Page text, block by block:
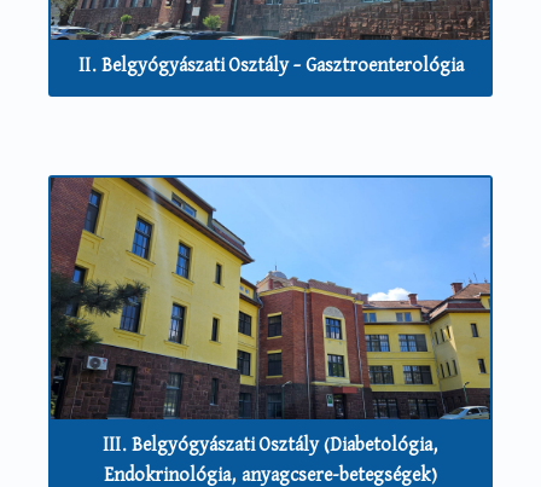
II. Belgyógyászati Osztály – Gasztroenterológia
III. Belgyógyászati Osztály (Diabetológia,
Endokrinológia, anyagcsere-betegségek)